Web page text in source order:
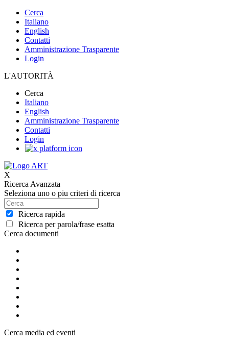
Cerca
Italiano
English
Contatti
Amministrazione Trasparente
Login
L'AUTORITÀ
Cerca
Italiano
English
Amministrazione Trasparente
Contatti
Login
X
Ricerca Avanzata
Seleziona uno o piu criteri di ricerca
Ricerca rapida
Ricerca per parola/frase esatta
Cerca documenti
Cerca media ed eventi